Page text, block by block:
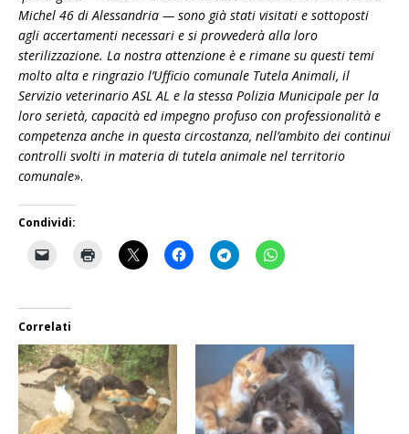
Michel 46 di Alessandria — sono già stati visitati e sottoposti
agli accertamenti necessari e si provvederà alla loro
sterilizzazione. La nostra attenzione è e rimane su questi temi
molto alta e ringrazio l’Ufficio comunale Tutela Animali, il
Servizio veterinario ASL AL e la stessa Polizia Municipale per la
loro serietà, capacità ed impegno profuso con professionalità e
competenza anche in questa circostanza, nell’ambito dei continui
controlli svolti in materia di tutela animale nel territorio
comunale».
Condividi:
Correlati